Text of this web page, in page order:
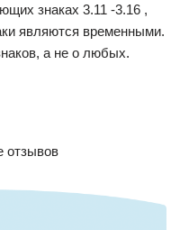
знаках 3.11 -3.16 ,
являются временными.
а не о любых.
отзывов